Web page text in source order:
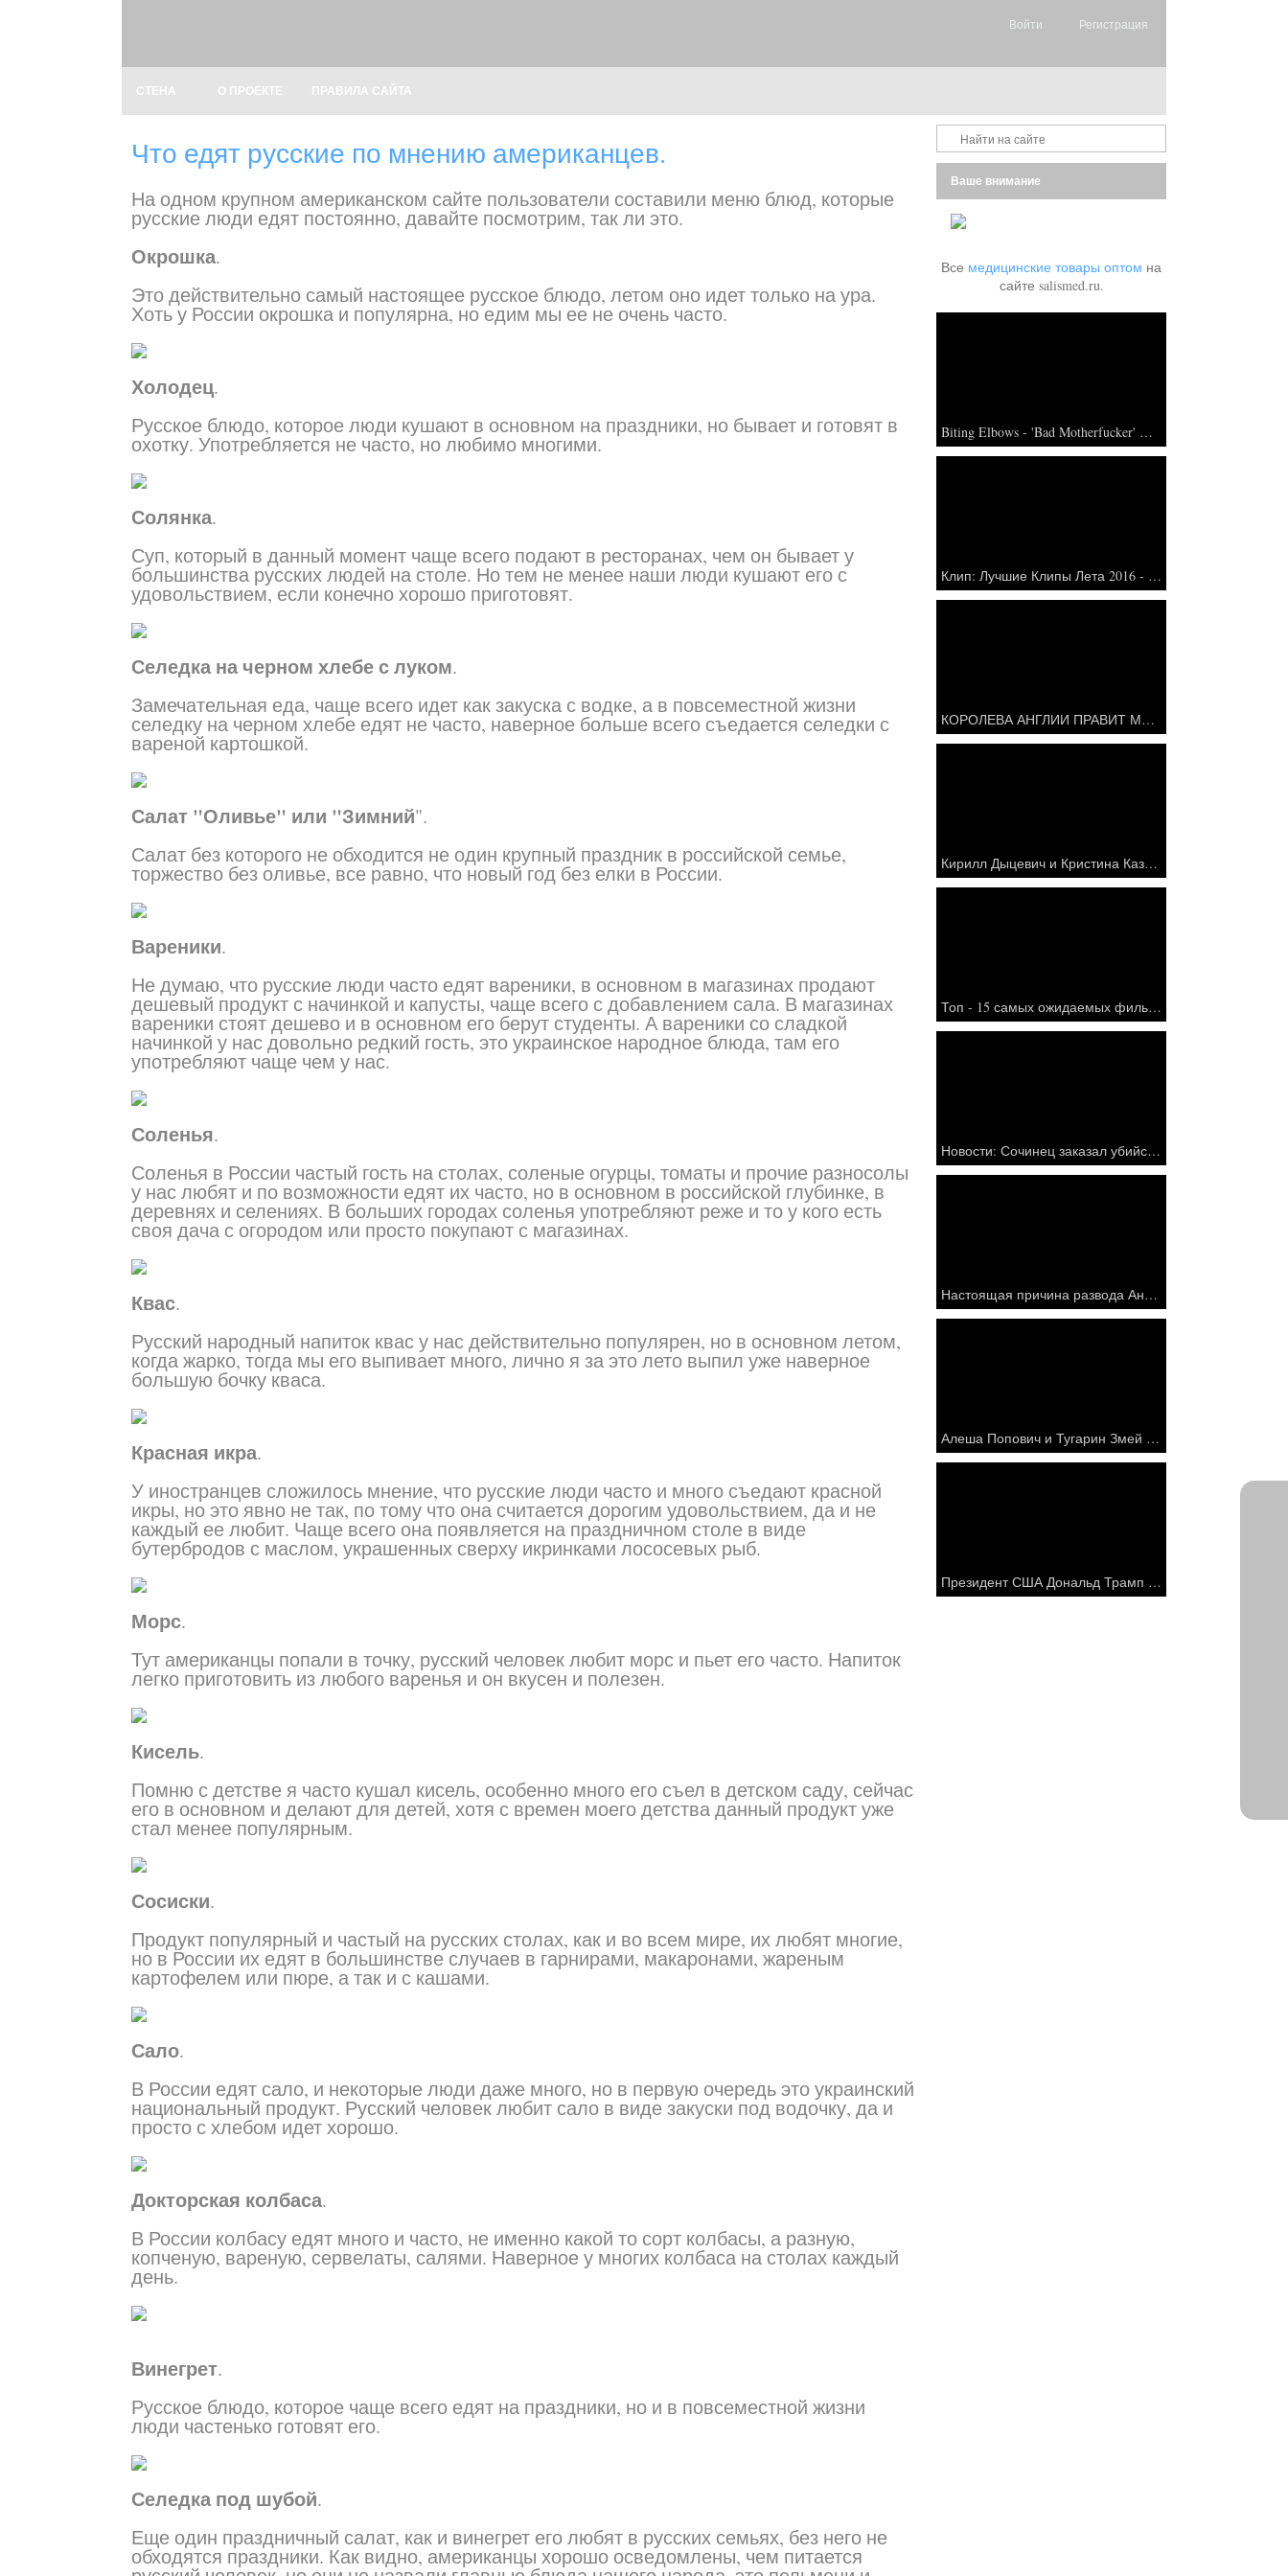
Войти Регистрация
СТЕНА О ПРОЕКТЕ ПРАВИЛА САЙТА
Что едят русские по мнению американцев.
На одном крупном американском сайте пользователи составили меню блюд, которые
русские люди едят постоянно, давайте посмотрим, так ли это.
Окрошка.
Это действительно самый настоящее русское блюдо, летом оно идет только на ура.
Хоть у России окрошка и популярна, но едим мы ее не очень часто.
Холодец.
Русское блюдо, которое люди кушают в основном на праздники, но бывает и готовят в
охотку. Употребляется не часто, но любимо многими.
Солянка.
Суп, который в данный момент чаще всего подают в ресторанах, чем он бывает у
большинства русских людей на столе. Но тем не менее наши люди кушают его с
удовольствием, если конечно хорошо приготовят.
Селедка на черном хлебе с луком.
Замечательная еда, чаще всего идет как закуска с водке, а в повсеместной жизни
селедку на черном хлебе едят не часто, наверное больше всего съедается селедки с
вареной картошкой.
Салат "Оливье" или "Зимний".
Салат без которого не обходится не один крупный праздник в российской семье,
торжество без оливье, все равно, что новый год без елки в России.
Вареники.
Не думаю, что русские люди часто едят вареники, в основном в магазинах продают
дешевый продукт с начинкой и капусты, чаще всего с добавлением сала. В магазинах
вареники стоят дешево и в основном его берут студенты. А вареники со сладкой
начинкой у нас довольно редкий гость, это украинское народное блюда, там его
употребляют чаще чем у нас.
Соленья.
Соленья в России частый гость на столах, соленые огурцы, томаты и прочие разносолы
у нас любят и по возможности едят их часто, но в основном в российской глубинке, в
деревнях и селениях. В больших городах соленья употребляют реже и то у кого есть
своя дача с огородом или просто покупают с магазинах.
Квас.
Русский народный напиток квас у нас действительно популярен, но в основном летом,
когда жарко, тогда мы его выпивает много, лично я за это лето выпил уже наверное
большую бочку кваса.
Красная икра.
У иностранцев сложилось мнение, что русские люди часто и много съедают красной
икры, но это явно не так, по тому что она считается дорогим удовольствием, да и не
каждый ее любит. Чаще всего она появляется на праздничном столе в виде
бутербродов с маслом, украшенных сверху икринками лососевых рыб.
Морс.
Тут американцы попали в точку, русский человек любит морс и пьет его часто. Напиток
легко приготовить из любого варенья и он вкусен и полезен.
Кисель.
Помню с детстве я часто кушал кисель, особенно много его съел в детском саду, сейчас
его в основном и делают для детей, хотя с времен моего детства данный продукт уже
стал менее популярным.
Сосиски.
Продукт популярный и частый на русских столах, как и во всем мире, их любят многие,
но в России их едят в большинстве случаев в гарнирами, макаронами, жареным
картофелем или пюре, а так и с кашами.
Сало.
В России едят сало, и некоторые люди даже много, но в первую очередь это украинский
национальный продукт. Русский человек любит сало в виде закуски под водочку, да и
просто с хлебом идет хорошо.
Докторская колбаса.
В России колбасу едят много и часто, не именно какой то сорт колбасы, а разную,
копченую, вареную, сервелаты, салями. Наверное у многих колбаса на столах каждый
день.
Винегрет.
Русское блюдо, которое чаще всего едят на праздники, но и в повсеместной жизни
люди частенько готовят его.
Селедка под шубой.
Еще один праздничный салат, как и винегрет его любят в русских семьях, без него не
обходятся праздники. Как видно, американцы хорошо осведомлены, чем питается
Ваше внимание
Все медицинские товары оптом на
сайте salismed.ru.
Biting Elbows - 'Bad Motherfucker' Official Music Video
Клип: Лучшие Клипы Лета 2016 - смотреть онлайн
КОРОЛЕВА АНГЛИИ ПРАВИТ МИРОМ!
Кирилл Дыцевич и Кристина Казинская
Топ - 15 самых ожидаемых фильмов в 2017 году
Новости: Сочинец заказал убийство родителей и маленькой сестры ради наследства - Россия 24 - онлайн
Настоящая причина развода Анджелины Джоли и Брэд Питта || Реакция друзей и родственников
Алеша Попович и Тугарин Змей (мультфильм)
Президент США Дональд Трамп ударил в прямом эфире!